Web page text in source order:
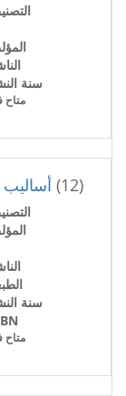
سنة
(12) أساليب
سنة